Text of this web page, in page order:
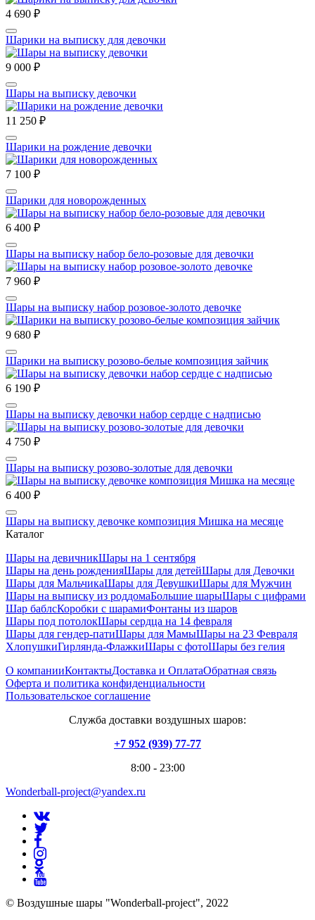
4 690 ₽
Шарики на выписку для девочки
9 000 ₽
Шары на выписку девочки
11 250 ₽
Шарики на рождение девочки
7 100 ₽
Шарики для новорожденных
6 400 ₽
Шары на выписку набор бело-розовые для девочки
7 960 ₽
Шары на выписку набор розовое-золото девочке
9 680 ₽
Шарики на выписку розово-белые композиция зайчик
6 190 ₽
Шары на выписку девочки набор сердце с надписью
4 750 ₽
Шары на выписку розово-золотые для девочки
6 400 ₽
Шары на выписку девочке композиция Мишка на месяце
Каталог
Шары на девичникШары на 1 сентября
Шары на день рожденияШары для детейШары для Девочки
Шары для МальчикаШары для ДевушкиШары для Мужчин
Шары на выписку из роддомаБольшие шарыШары с цифрами
Шар баблсКоробки с шарамиФонтаны из шаров
Шары под потолокШары сердца на 14 февраля
Шары для гендер-патиШары для МамыШары на 23 Февраля
ХлопушкиГирлянда-ФлажкиШары с фотоШары без гелия
О компанииКонтактыДоставка и ОплатаОбратная связь
Оферта и политика конфиденциальности
Пользовательское соглашение
Служба доставки воздушных шаров:
+7 952 (939) 77-77
8:00 - 23:00
Wonderball-project@yandex.ru
© Воздушные шары "Wonderball-project", 2022